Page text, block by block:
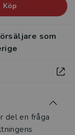
Köp
som
del en fråga